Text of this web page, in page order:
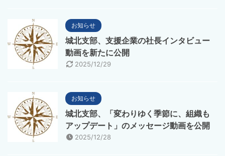
お知らせ
城北支部、支援企業の社長インタビュー
動画を新たに公開
2025/12/29
お知らせ
城北支部、「変わりゆく季節に、組織も
アップデート」のメッセージ動画を公開
2025/12/28